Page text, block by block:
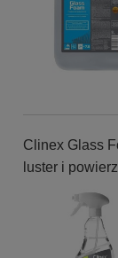
Clinex Glass
luster i